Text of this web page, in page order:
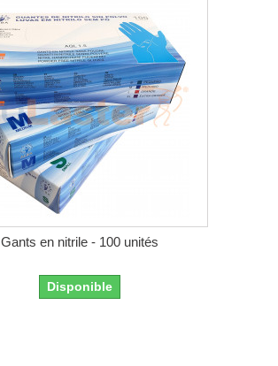
Gants en nitrile - 100 unités
Disponible